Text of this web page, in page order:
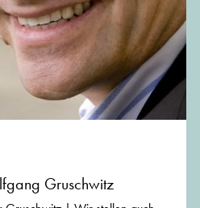
Gruschwitz